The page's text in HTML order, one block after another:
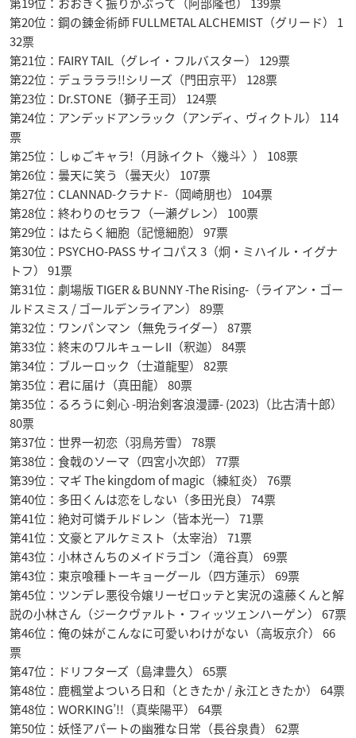
第20位：鋼の錬金術師 FULLMETAL ALCHEMIST（グリード） 1
32票
第21位：FAIRY TAIL（グレイ・フルバスター） 129票
第22位：デュラララ!!シリーズ（門田京平） 128票
第23位：Dr.STONE（獅子王司） 124票
第24位：アンデッドアンラック（アンディ、ヴィクトル） 114
票
第25位：しゅごキャラ!（月詠イクト〈幾斗〉） 108票
第26位：曇天に笑う（曇天火） 107票
第27位：CLANNAD-クラナド-（岡崎朋也） 104票
第28位：終わりのセラフ（一瀬グレン） 100票
第29位：はたらく細胞（記憶細胞） 97票
第30位：PSYCHO-PASS サイコパス 3（炯・ミハイル・イグナ
トフ） 91票
第31位：劇場版 TIGER & BUNNY -The Rising-（ライアン・ゴー
ルドスミス / ゴールデンライアン） 89票
第32位：ワンパンマン（無免ライダー） 87票
第33位：終末のワルキューレII（釈迦） 84票
第34位：ブルーロック（士道龍聖） 82票
第35位：君に届け（真田龍） 80票
第35位：るろうに剣心 -明治剣客浪漫譚- (2023)（比古清十郎）
80票
第37位：世界一初恋（羽鳥芳雪） 78票
第38位：食戟のソーマ（四宮小次郎） 77票
第39位：マギ The kingdom of magic（練紅炎） 76票
第40位：多田くんは恋をしない（多田光良） 74票
第41位：絶対可憐チルドレン（皆本光一） 71票
第41位：文豪とアルケミスト（太宰治） 71票
第43位：小林さんちのメイドラゴン（滝谷真） 69票
第43位：東京喰種トーキョーグール（四方蓮示） 69票
第45位：ツンデレ悪役令嬢リーゼロッテと実況の遠藤くんと解
説の小林さん（ジークヴァルト・フィッツェンハーゲン） 67票
第46位：俺の妹がこんなに可愛いわけがない（高坂京介） 66
票
第47位：ドリフターズ（島津豊久） 65票
第48位：鹿楓堂よついろ日和（ときたか / 永江ときたか） 64票
第48位：WORKING’!!（真柴陽平） 64票
第50位：妖怪アパートの幽雅な日常（長谷泉貴） 62票